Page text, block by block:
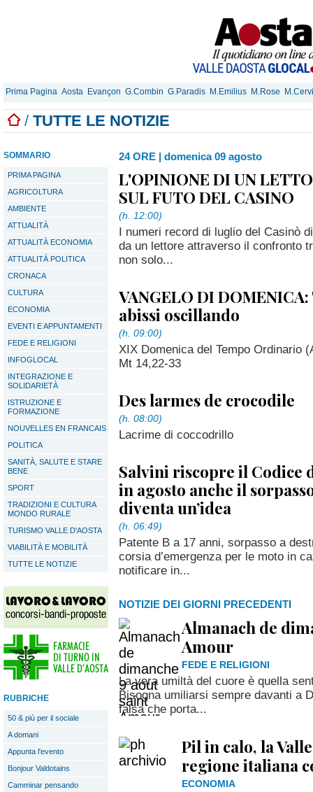
Prima Pagina Aosta Evançon G.Combin G.Paradis M.Emilius M.Rose
/ TUTTE LE NOTIZIE
SOMMARIO
PRIMA PAGINA
AGRICOLTURA
AMBIENTE
ATTUALITÀ
ATTUALITÀ ECONOMIA
ATTUALITÀ POLITICA
CRONACA
CULTURA
ECONOMIA
EVENTI E APPUNTAMENTI
FEDE E RELIGIONI
INFOGLOCAL
INTEGRAZIONE E
SOLIDARIETÀ
ISTRUZIONE E
FORMAZIONE
NOUVELLES EN FRANCAIS
POLITICA
SANITÀ, SALUTE E STARE
BENE
SPORT
TRADIZIONI E CULTURA
MONDO RURALE
TURISMO VALLE D'AOSTA
VIABILITÀ E MOBILITÀ
TUTTE LE NOTIZIE
RUBRICHE
50 & più per il sociale
A domani
Appunta l'evento
Bonjour Valdotains
Camminar pensando
24 ORE | domenica 09 agosto
L'OPINIONE DI UN
SUL FUTO DEL CASINO
(h. 12:00)
I numeri record di luglio del Casinò
da un lettore attraverso il confronto
non solo...
VANGELO DI
abissi oscillando
(h. 09:00)
XIX Domenica del Tempo Ordinario
Mt 14,22-33
Des larmes de crocodile
(h. 08:00)
Lacrime di coccodrillo
Salvini riscopre il Codice
in agosto anche il
diventa un’idea
(h. 06:49)
Patente B a 17 anni, sorpasso a
corsia d’emergenza per le moto in
notificare in...
NOTIZIE DEI GIORNI PRECEDENTI
Almanach de
Amour
FEDE E RELIGIONI
La vera umiltà del cuore è quella
Bisogna umiliarsi sempre davanti a
falsa che porta...
Pil in calo, la
regione italiana
ECONOMIA